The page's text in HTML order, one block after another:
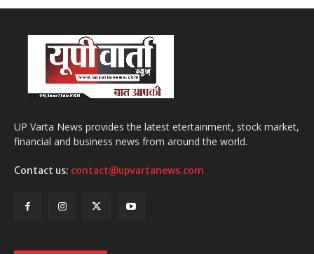
UP Varta News provides the latest etertainment, stock market,
financial and business news from around the world.
Contact us: contact@upvartanews.com